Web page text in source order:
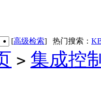
[高级检索] 热门搜索：
> 集成控